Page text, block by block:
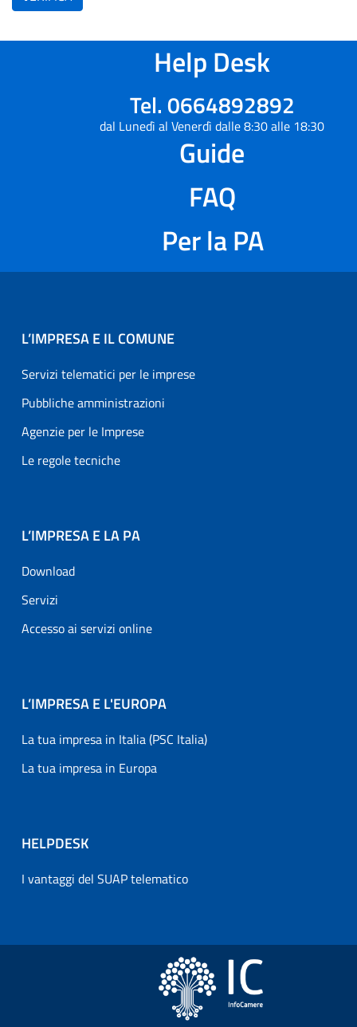
Help Desk
Tel. 0664892892
dal Lunedì al Venerdì dalle 8:30 alle 18:30
Guide
FAQ
Per la PA
L’IMPRESA E IL COMUNE
Servizi telematici per le imprese
Pubbliche amministrazioni
Agenzie per le Imprese
Le regole tecniche
L’IMPRESA E LA PA
Download
Servizi
Accesso ai servizi online
L’IMPRESA E L'EUROPA
La tua impresa in Italia (PSC Italia)
La tua impresa in Europa
HELPDESK
I vantaggi del SUAP telematico